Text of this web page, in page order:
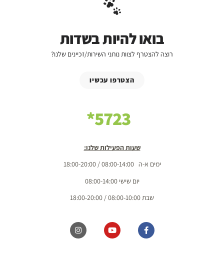
בואו להיות בשדות
רוצה להצטרף לצוות נותני השירות/זכיינים שלנו?
הצטרפו עכשיו
5723*
שעות הפעילות שלנו:
ימים א-ה 08:00-14:00 / 18:00-20:00
יום שישי 08:00-14:00
שבת 08:00-10:00 / 18:00-20:00